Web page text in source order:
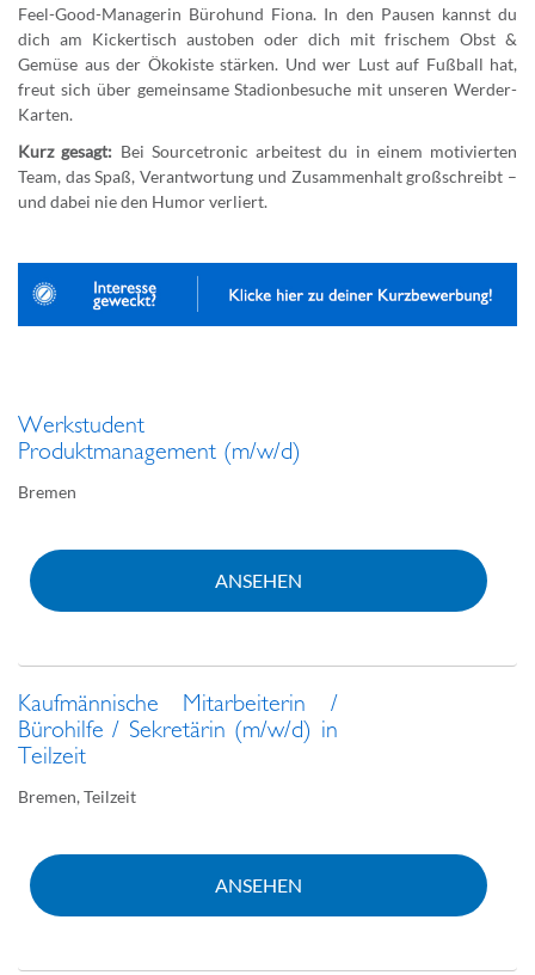
Feel-Good-Managerin Bürohund Fiona. In den Pausen kannst du
dich am Kickertisch austoben oder dich mit frischem Obst &
Gemüse aus der Ökokiste stärken. Und wer Lust auf Fußball hat,
freut sich über gemeinsame Stadionbesuche mit unseren Werder-
Karten.
Kurz gesagt: Bei Sourcetronic arbeitest du in einem motivierten
Team, das Spaß, Verantwortung und Zusammenhalt großschreibt –
und dabei nie den Humor verliert.
Werkstudent
Produktmanagement (m/w/d)
Bremen
ANSEHEN
Kaufmännische Mitarbeiterin /
Bürohilfe / Sekretärin (m/w/d) in
Teilzeit
Bremen,Teilzeit
ANSEHEN